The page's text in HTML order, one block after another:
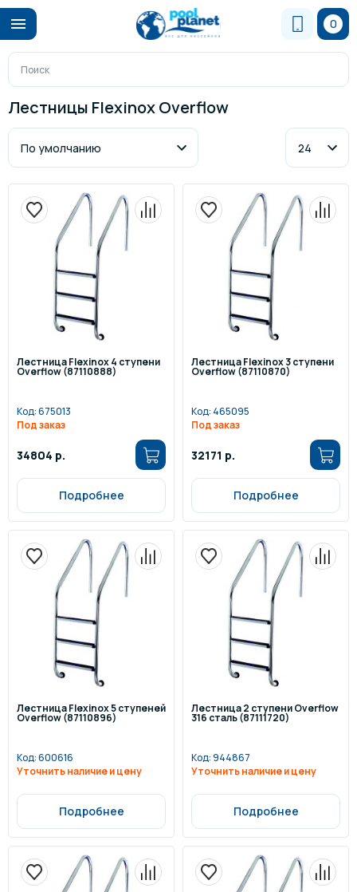
0
Лестницы Flexinox Overflow
Лестница Flexinox 4 ступени
Overflow (87110888)
Код:675013
Под заказ
34804 р.
Подробнее
Лестница Flexinox 3 ступени
Overflow (87110870)
Код: 465095
Под заказ
32171 р.
Подробнее
Лестница Flexinox 5 ступеней
Overflow (87110896)
Код:600616
Уточнить наличие и цену
Подробнее
Лестница 2 ступени Overflow
316 сталь (87111720)
Код:944867
Уточнить наличие и цену
Подробнее